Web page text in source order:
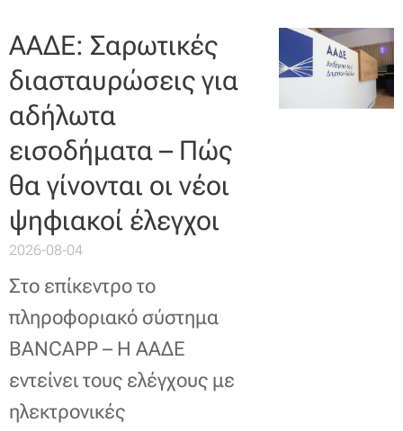
ΑΑΔΕ: Σαρωτικές
διασταυρώσεις για
αδήλωτα
εισοδήματα – Πώς
θα γίνονται οι νέοι
ψηφιακοί έλεγχοι
2026-08-04
Στο επίκεντρο το
πληροφοριακό σύστημα
BANCAPP – Η ΑΑΔΕ
εντείνει τους ελέγχους με
ηλεκτρονικές